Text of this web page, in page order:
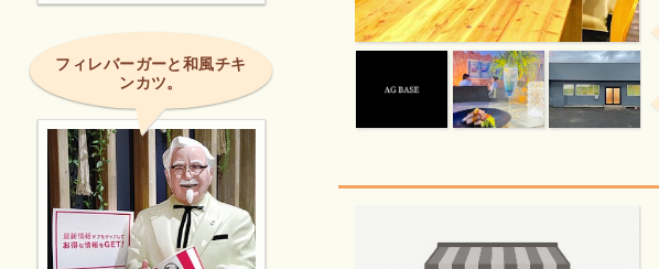
フィレバーガーと和風チキ
ンカツ。